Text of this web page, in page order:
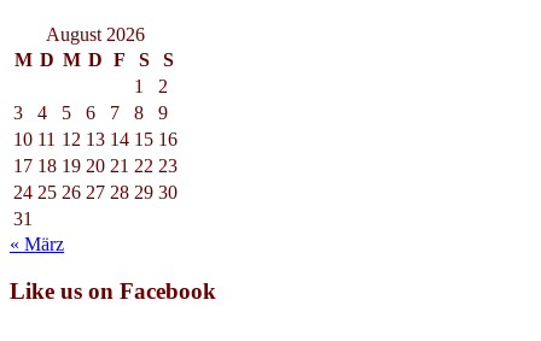
August 2026
M D M D F S
S
1
2
3
4 5 6 7 8
9
10 11 12 13 14 15 16
17 18 19 20 21 22 23
24 25 26 27 28 29 30
31
« März
Like us on Facebook